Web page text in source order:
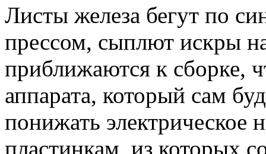
Листы железа бегут по
прессом, сыплют искры
приближаются к сборке,
аппарата, который сам
понижать электрическое
пластинкам, из которых